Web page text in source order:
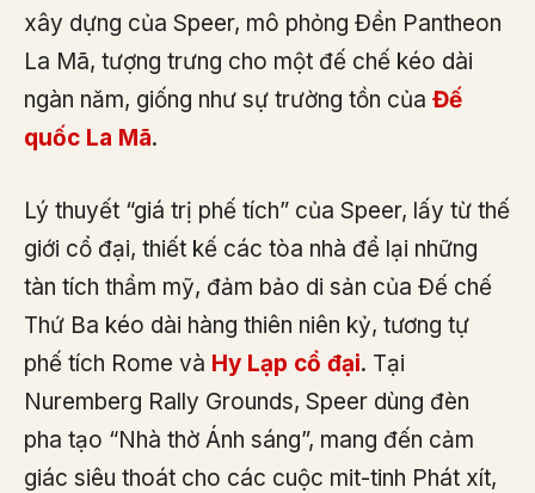
xây dựng của Speer, mô phỏng Đền Pantheon
La Mã, tượng trưng cho một đế chế kéo dài
ngàn năm, giống như sự trường tồn của Đế
quốc La Mã.
Lý thuyết “giá trị phế tích” của Speer, lấy từ thế
giới cổ đại, thiết kế các tòa nhà để lại những
tàn tích thẩm mỹ, đảm bảo di sản của Đế chế
Thứ Ba kéo dài hàng thiên niên kỷ, tương tự
phế tích Rome và Hy Lạp cổ đại. Tại
Nuremberg Rally Grounds, Speer dùng đèn
pha tạo “Nhà thờ Ánh sáng”, mang đến cảm
giác siêu thoát cho các cuộc mit-tinh Phát xít,